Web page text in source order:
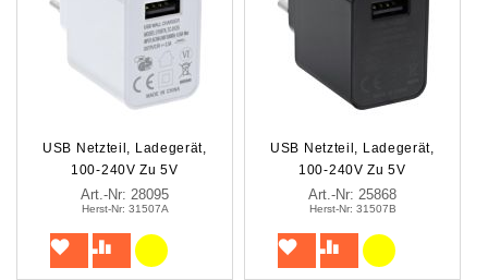
USB Netzteil, Ladegerät,
100-240V Zu 5V
Art.-Nr: 28095
Herst-Nr: 31507A
USB Netzteil, Ladegerät,
100-240V Zu 5V
Art.-Nr: 25868
Herst-Nr: 31507B